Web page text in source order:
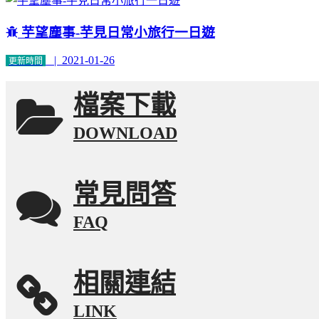
芋望塵事-芋見日常小旅行一日遊
更新時間
| 2021-01-26
檔案下載
DOWNLOAD
常見問答
FAQ
相關連結
LINK